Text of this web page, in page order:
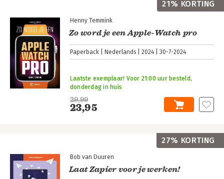
Henny Temmink
Zo word je een Apple-Watch pro
Paperback Nederlands 2024 30-7-2024
29,99
23,95
Laatste exemplaar! Voor 21:00 uur besteld,
donderdag in huis
21% KORTING
Bob van Duuren
Laat Zapier voor je werken!
27% KORTING